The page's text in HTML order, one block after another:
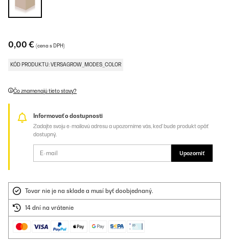
0,00 € (cena s DPH)
KÓD PRODUKTU: VERSAGROW_MODES_COLOR
Čo znamenajú tieto stavy?
Informovať o dostupnosti
Zadajte svoju e-mailovú adresu a upozorníme vás, keď bude produkt opäť
dostupný.
Upozorniť
Tovar nie je na sklade a musí byť doobjednaný.
14 dní na vrátenie